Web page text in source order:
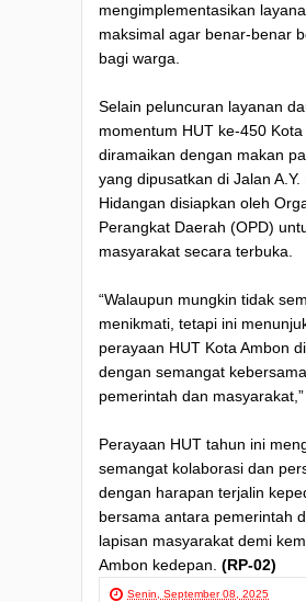
mengimplementasikan
maksimal agar benar-benar
bagi warga.
Selain peluncuran layanan
momentum HUT ke-450
diramaikan dengan makan
yang dipusatkan di Jalan A.Y.
Hidangan disiapkan oleh
Perangkat Daerah (OPD)
masyarakat secara terbuka.
“Walaupun mungkin tidak
menikmati, tetapi ini
perayaan HUT Kota Ambon
dengan semangat
pemerintah dan
Perayaan HUT tahun ini
semangat kolaborasi dan
dengan harapan terjalin
bersama antara pemerintah
lapisan masyarakat demi
Ambon kedepan. (RP-02)
Senin, September 08, 2025